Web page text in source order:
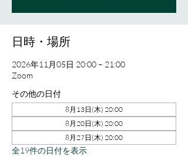
日時・場所
2026年11月05日 20:00 – 21:00
Zoom
その他の日付
8月13日(木) 20:00
8月20日(木) 20:00
8月27日(木) 20:00
全19件の日付を表示